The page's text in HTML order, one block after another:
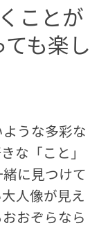
ことが
ても楽し
うな多彩な
な「こと」
に見つけて
人像が見え
おぞらなら